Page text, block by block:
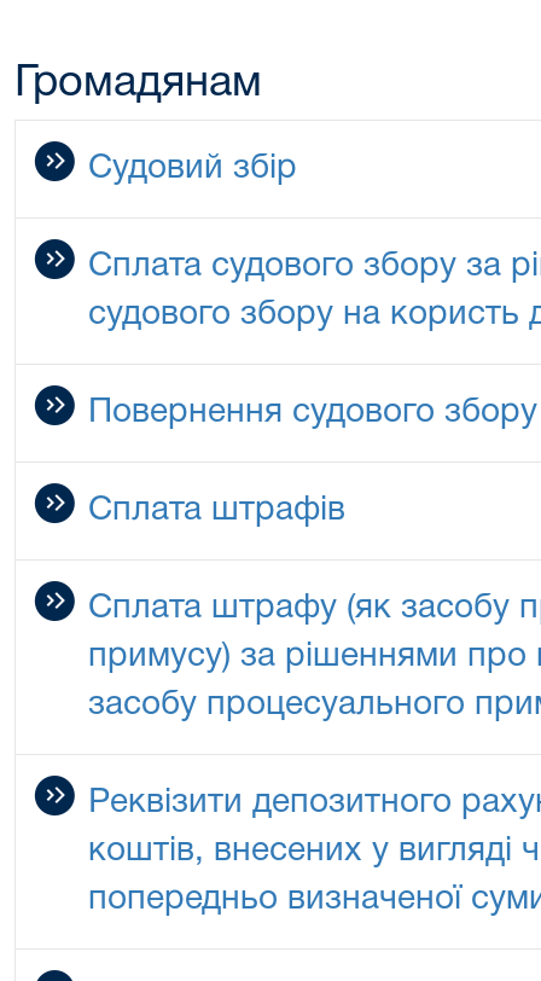
Громадянам
Судовий збір
Сплата судового збору за
судового збору на користь
Повернення судового збору
Сплата штрафів
Сплата штрафу (як засобу
примусу) за рішеннями
засобу процесуального
Реквізити депозитного
коштів, внесених у вигляді
попередньо визначеної